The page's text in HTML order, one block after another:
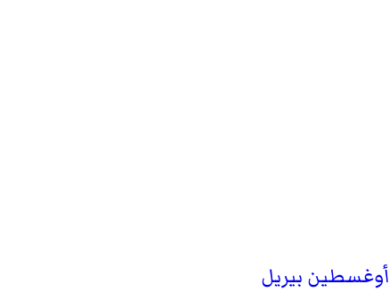
أوغسطين بيريل